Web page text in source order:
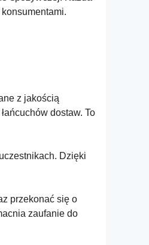
z jakością
dostaw. To
Dzięki
przekonać się o
zaufanie do